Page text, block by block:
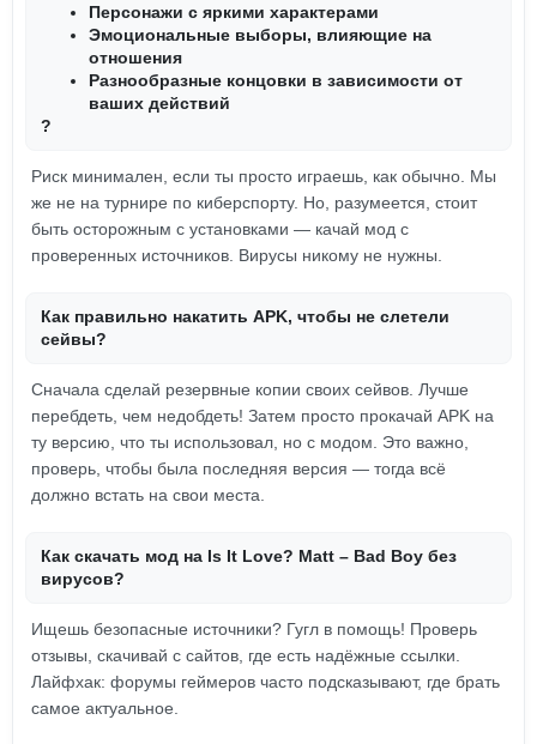
Персонажи с яркими характерами
Эмоциональные выборы, влияющие на
отношения
Разнообразные концовки в зависимости от
ваших действий
?
Риск минимален, если ты просто играешь, как обычно. Мы
же не на турнире по киберспорту. Но, разумеется, стоит
быть осторожным с установками — качай мод с
проверенных источников. Вирусы никому не нужны.
Как правильно накатить APK, чтобы не слетели
сейвы?
Сначала сделай резервные копии своих сейвов. Лучше
перебдеть, чем недобдеть! Затем просто прокачай APK на
ту версию, что ты использовал, но с модом. Это важно,
проверь, чтобы была последняя версия — тогда всё
должно встать на свои места.
Как скачать мод на Is It Love? Matt – Bad Boy без
вирусов?
Ищешь безопасные источники? Гугл в помощь! Проверь
отзывы, скачивай с сайтов, где есть надёжные ссылки.
Лайфхак: форумы геймеров часто подсказывают, где брать
самое актуальное.